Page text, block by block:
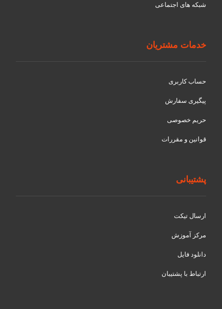
شبکه های اجتماعی
خدمات مشتریان
حساب کاربری
پیگیری سفارش
حریم خصوصی
قوانین و مقررات
پشتیبانی
ارسال تیکت
مرکز آموزش
دانلود فایل
ارتباط با پشتیبان